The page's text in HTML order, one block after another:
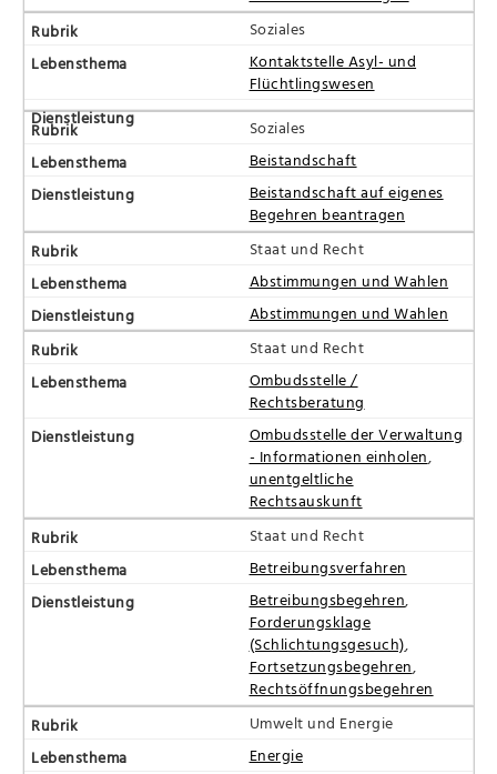
Soziales
Kontaktstelle Asyl- und
Flüchtlingswesen
Soziales
Beistandschaft
Beistandschaft auf eigenes
Begehren beantragen
Staat und Recht
Abstimmungen und Wahlen
Abstimmungen und Wahlen
Staat und Recht
Ombudsstelle /
Rechtsberatung
Ombudsstelle der Verwaltung
- Informationen einholen,
unentgeltliche
Rechtsauskunft
Staat und Recht
Betreibungsverfahren
Betreibungsbegehren,
Forderungsklage
(Schlichtungsgesuch),
Fortsetzungsbegehren,
Rechtsöffnungsbegehren
Umwelt und Energie
Energie